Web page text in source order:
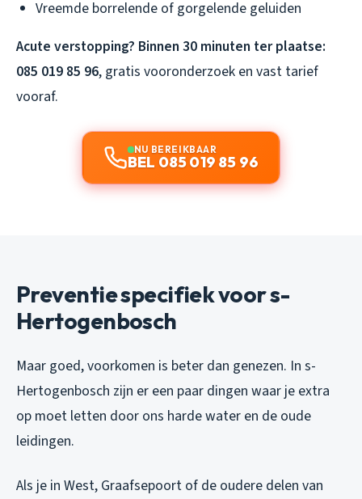
Vreemde borrelende of gorgelende geluiden
Acute verstopping? Binnen 30 minuten ter plaatse:
085 019 85 96, gratis vooronderzoek en vast tarief
vooraf.
NU BEREIKBAAR
BEL 085 019 85 96
Preventie specifiek voor s-
Hertogenbosch
Maar goed, voorkomen is beter dan genezen. In s-
Hertogenbosch zijn er een paar dingen waar je extra
op moet letten door ons harde water en de oude
leidingen.
Als je in West, Graafsepoort of de oudere delen van